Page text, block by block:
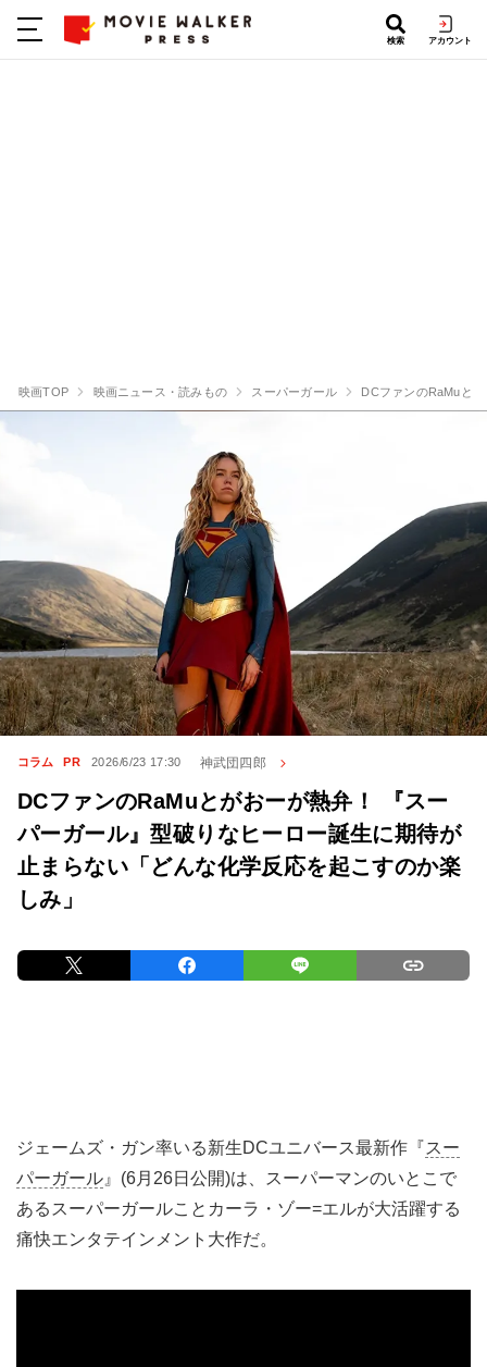
検索 アカウント
映画TOP 映画ニュース・読みもの スーパーガール DCファンのRaMuと
コラム PR 2026/6/23 17:30 神武団四郎
DCファンのRaMuとがおーが熱弁！ 『スー
パーガール』型破りなヒーロー誕生に期待が
止まらない「どんな化学反応を起こすのか楽
しみ」
ジェームズ・ガン率いる新生DCユニバース最新作『スー
パーガール 』(6月26日公開)は、スーパーマンのいとこで
あるスーパーガールことカーラ・ゾー=エルが大活躍する
痛快エンタテインメント大作だ。